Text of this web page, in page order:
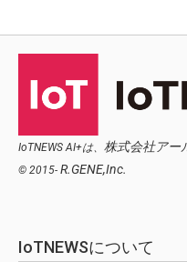
IoTNEWS AI+は、 株式会社アー
© 2015- R.GENE,Inc.
IoTNEWSについて